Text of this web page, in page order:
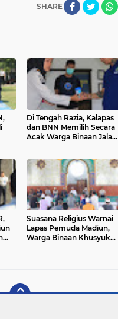
SHARE
Di Tengah Razia, Kalapas
dan BNN Memilih Secara
Acak Warga Binaan Jalani
Suasana Religius Warnai
Lapas Pemuda Madiun,
Warga Binaan Khusyuk